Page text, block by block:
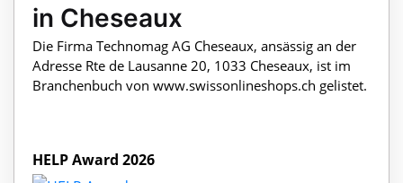
in Cheseaux
Die Firma Technomag AG Cheseaux, ansässig an der
Adresse Rte de Lausanne 20, 1033 Cheseaux, ist im
Branchenbuch von www.swissonlineshops.ch gelistet.
HELP Award 2026